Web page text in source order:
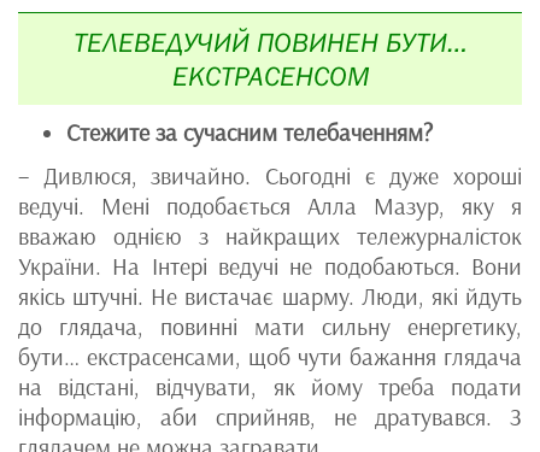
ТЕЛЕВЕДУЧИЙ ПОВИНЕН БУТИ…
ЕКСТРАСЕНСОМ
Стежите за сучасним телебаченням?
– Дивлюся, звичайно. Сьогодні є дуже хороші
ведучі. Мені подобається Алла Мазур, яку я
вважаю однією з найкращих тележурналісток
України. На Інтері ведучі не подобаються. Вони
якісь штучні. Не вистачає шарму. Люди, які йдуть
до глядача, повинні мати сильну енергетику,
бути… екстрасенсами, щоб чути бажання глядача
на відстані, відчувати, як йому треба подати
інформацію, аби сприйняв, не дратувався. З